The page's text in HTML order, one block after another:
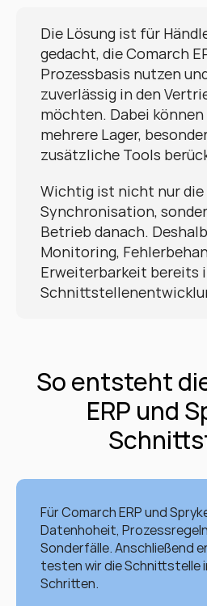
Die Lösung ist für
gedacht, die Comarch
Prozessbasis nutzen
zuverlässig in den
möchten. Dabei können
mehrere Lager,
zusätzliche Tools
Wichtig ist nicht nur
Synchronisation,
Betrieb danach.
Monitoring,
Erweiterbarkeit bereits
So entsteht
ERP und
Für Comarch ERP und
Datenhoheit,
Sonderfälle. Anschließend
testen wir die Schnittstelle
Schritten.